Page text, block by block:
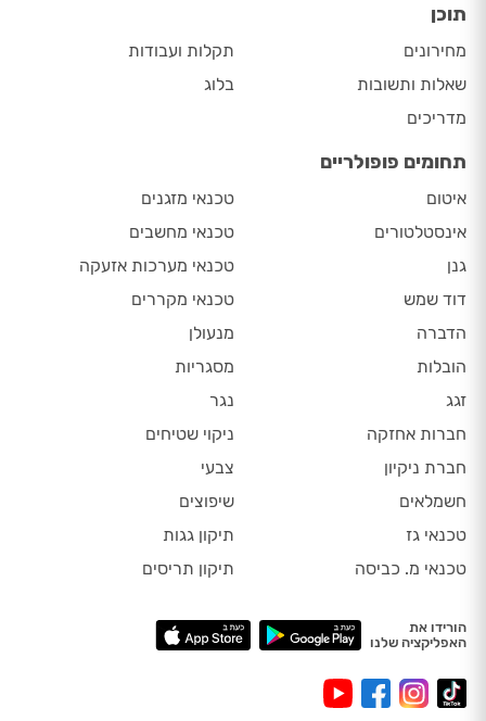
תוכן
מחירונים
שאלות ותשובות
מדריכים
תקלות ועבודות
בלוג
תחומים פופולריים
איטום
אינסטלטורים
גנן
דוד שמש
הדברה
הובלות
זגג
חברות אחזקה
חברת ניקיון
חשמלאים
טכנאי גז
טכנאי מ. כביסה
טכנאי מזגנים
טכנאי מחשבים
טכנאי מערכות אזעקה
טכנאי מקררים
מנעולן
מסגריות
נגר
ניקוי שטיחים
צבעי
שיפוצים
תיקון גגות
תיקון תריסים
הורידו את
האפליקציה שלנו